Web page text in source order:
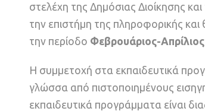
στελέχη της Δημόσιας Διοίκησης
την επιστήμη της πληροφορικής
την περίοδο Φεβρουάριος-
Η συμμετοχή στα εκπαιδευτικά
γλώσσα από πιστοποιημένους
εκπαιδευτικά προγράμματα είναι